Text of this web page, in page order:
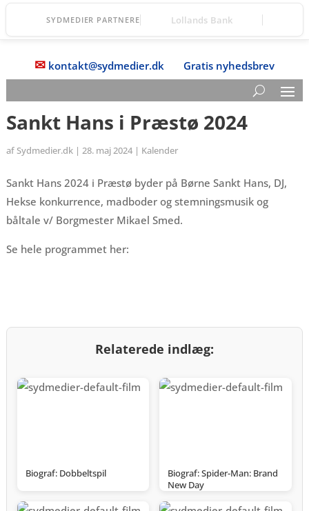
SYDMEDIER PARTNERE Fanefjord Torv
✉ kontakt@sydmedier.dk Gratis nyhedsbrev
Sankt Hans i Præstø 2024
af Sydmedier.dk| 28. maj 2024| Kalender
Sankt Hans 2024 i Præstø byder på Børne Sankt Hans, DJ,
Hekse konkurrence, madboder og stemningsmusik og
båltale v/ Borgmester Mikael Smed.
Se hele programmet her:
Relaterede indlæg:
Biograf: Dobbeltspil
Biograf: Spider-Man: Brand
New Day